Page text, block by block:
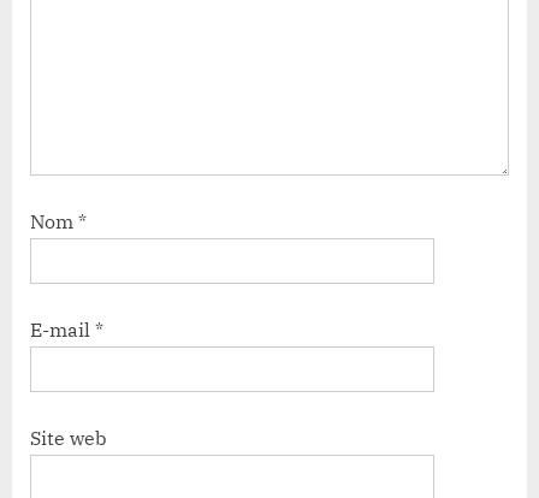
Nom *
E-mail *
Site web